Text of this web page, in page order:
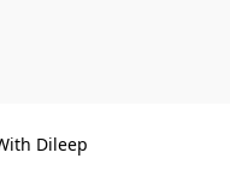
Dileep